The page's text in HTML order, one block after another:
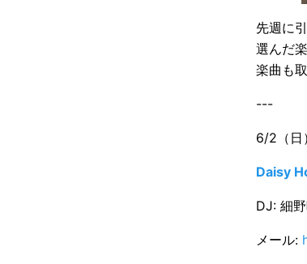
先週に
選んだ
楽曲も
---
6/2（日
Daisy
DJ: 細
メール: